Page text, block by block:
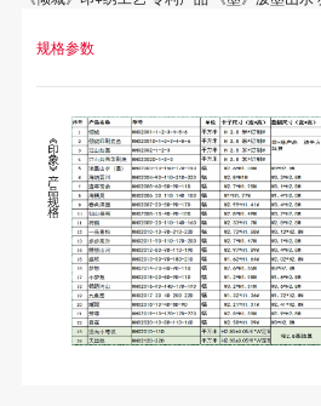
叠叠的绣线，传达出意境与生活
规格参数